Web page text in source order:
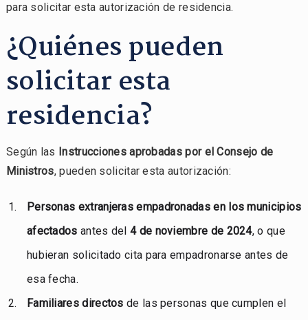
para solicitar esta autorización de residencia.
¿Quiénes pueden
solicitar esta
residencia?
Según las Instrucciones aprobadas por el Consejo de
Ministros, pueden solicitar esta autorización:
Personas extranjeras empadronadas en los municipios
afectados antes del4 de noviembre de 2024, o que
hubieran solicitado cita para empadronarse antes de
esa fecha.
Familiares directos de las personas que cumplen el